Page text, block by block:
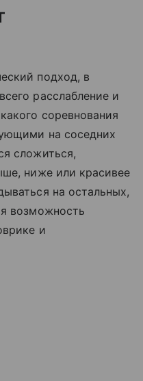
подход, в
расслабление и
соревнования
на соседних
сложиться,
ниже или красивее
на остальных,
возможность
и